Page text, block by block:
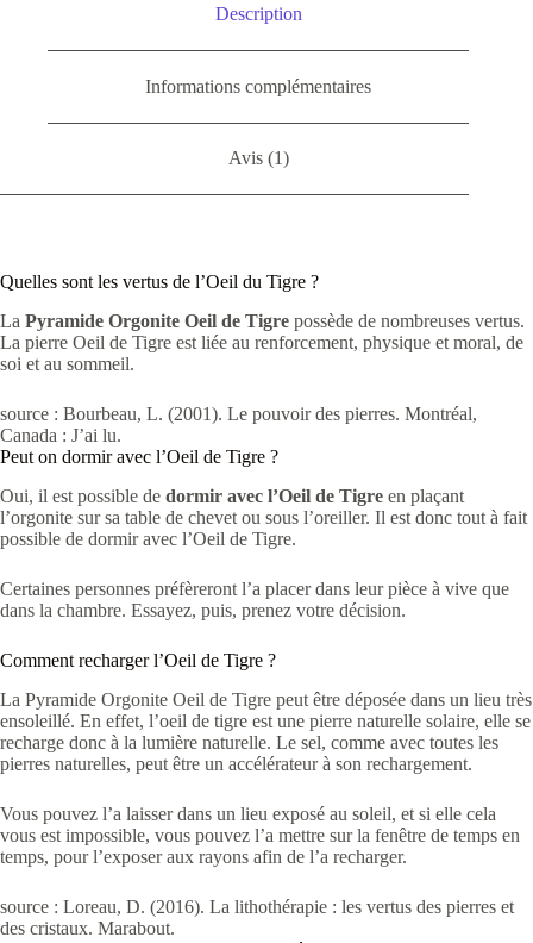
Description
Informations complémentaires
Avis (1)
Quelles sont les vertus de l’Oeil du Tigre ?
La Pyramide Orgonite Oeil de Tigre possède de nombreuses vertus.
La pierre Oeil de Tigre est liée au renforcement, physique et moral, de
soi et au sommeil.
source : Bourbeau, L. (2001). Le pouvoir des pierres. Montréal,
Canada : J’ai lu.
Peut on dormir avec l’Oeil de Tigre ?
Oui, il est possible de dormir avec l’Oeil de Tigre en plaçant
l’orgonite sur sa table de chevet ou sous l’oreiller. Il est donc tout à fait
possible de dormir avec l’Oeil de Tigre.
Certaines personnes préfèreront l’a placer dans leur pièce à vive que
dans la chambre. Essayez, puis, prenez votre décision.
Comment recharger l’Oeil de Tigre ?
La Pyramide Orgonite Oeil de Tigre peut être déposée dans un lieu très
ensoleillé. En effet, l’oeil de tigre est une pierre naturelle solaire, elle se
recharge donc à la lumière naturelle. Le sel, comme avec toutes les
pierres naturelles, peut être un accélérateur à son rechargement.
Vous pouvez l’a laisser dans un lieu exposé au soleil, et si elle cela
vous est impossible, vous pouvez l’a mettre sur la fenêtre de temps en
temps, pour l’exposer aux rayons afin de l’a recharger.
source : Loreau, D. (2016). La lithothérapie : les vertus des pierres et
des cristaux. Marabout.